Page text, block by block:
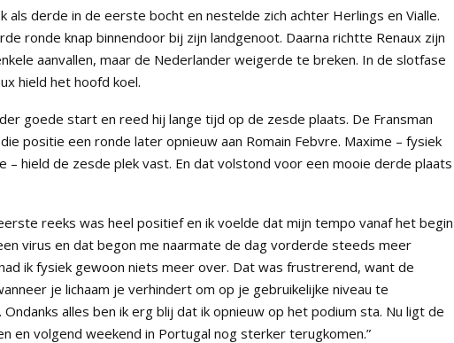
als derde in de eerste bocht en nestelde zich achter Herlings en Vialle.
ronde knap binnendoor bij zijn landgenoot. Daarna richtte Renaux zijn
aanvallen, maar de Nederlander weigerde te breken. In de slotfase
hield het hoofd koel.
goede start en reed hij lange tijd op de zesde plaats. De Fransman
positie een ronde later opnieuw aan Romain Febvre. Maxime – fysiek
– hield de zesde plek vast. En dat volstond voor een mooie derde plaats
reeks was heel positief en ik voelde dat mijn tempo vanaf het begin
virus en dat begon me naarmate de dag vorderde steeds meer
ik fysiek gewoon niets meer over. Dat was frustrerend, want de
je lichaam je verhindert om op je gebruikelijke niveau te
alles ben ik erg blij dat ik opnieuw op het podium sta. Nu ligt de
en volgend weekend in Portugal nog sterker terugkomen.”